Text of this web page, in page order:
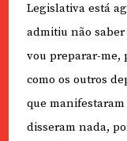
Legislativa está
admitiu não saber
vou preparar-me,
como os outros
que manifestaram
disseram nada,